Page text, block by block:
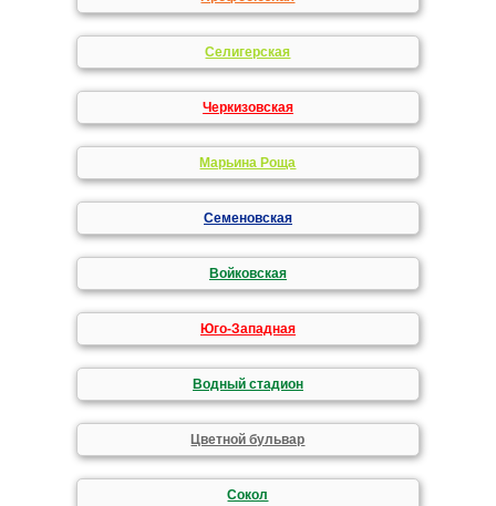
Селигерская
Черкизовская
Марьина Роща
Семеновская
Войковская
Юго-Западная
Водный стадион
Цветной бульвар
Сокол